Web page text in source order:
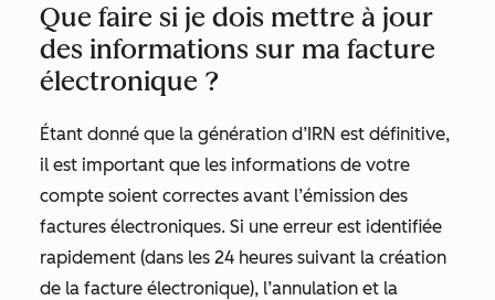
Que faire si je dois mettre à jour
des informations sur ma facture
électronique ?
Étant donné que la génération d’IRN est définitive,
il est important que les informations de votre
compte soient correctes avant l’émission des
factures électroniques. Si une erreur est identifiée
rapidement (dans les 24 heures suivant la création
de la facture électronique), l’annulation et la